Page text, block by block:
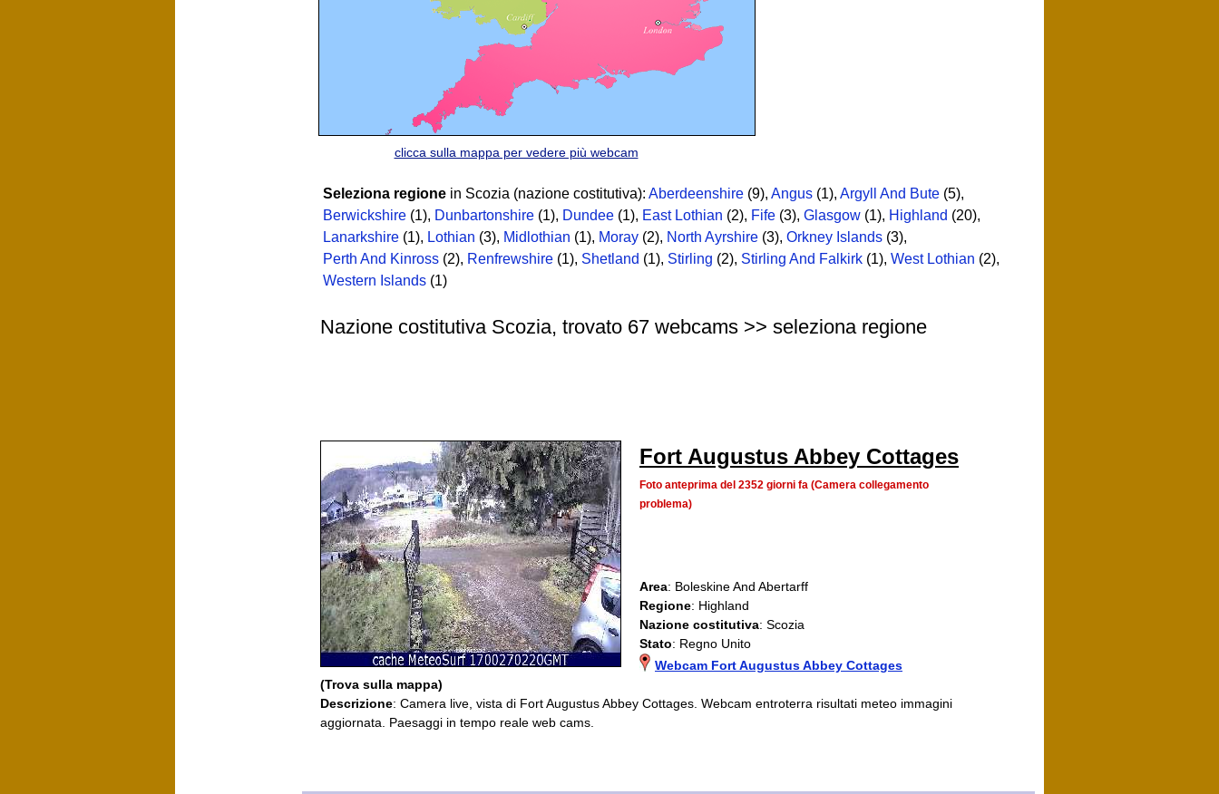
clicca sulla mappa per vedere più webcam
Seleziona regione in Scozia (nazione costitutiva): Aberdeenshire (9), Angus (1), Argyll And Bute (5),
Berwickshire (1), Dunbartonshire (1), Dundee (1), East Lothian (2), Fife (3), Glasgow (1), Highland (20),
Lanarkshire (1), Lothian (3), Midlothian (1), Moray (2), North Ayrshire (3), Orkney Islands (3),
Perth And Kinross (2), Renfrewshire (1), Shetland (1), Stirling (2), Stirling And Falkirk (1), West Lothian (2),
Western Islands (1)
Nazione costitutiva Scozia, trovato 67 webcams >> seleziona regione
Fort Augustus Abbey Cottages
Foto anteprima del 2352 giorni fa (Camera collegamento
problema)
Area: Boleskine And Abertarff
Regione: Highland
Nazione costitutiva: Scozia
Stato: Regno Unito
Webcam Fort Augustus Abbey Cottages
(Trova sulla mappa)
Descrizione: Camera live, vista di Fort Augustus Abbey Cottages. Webcam entroterra risultati meteo immagini
aggiornata. Paesaggi in tempo reale web cams.